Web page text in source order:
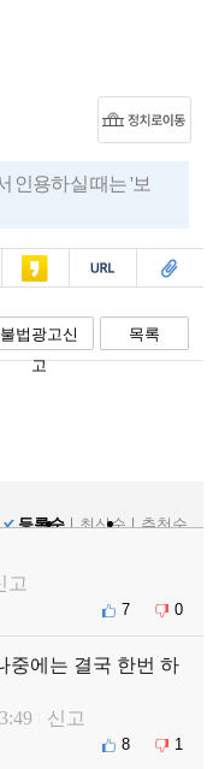
인용하실 때는 '보
카스 복사 스크랩
불법광고신
고
목록
등록순
최신순 추천순
고
7 0
중에는 결국 한번 하
신고
8 1